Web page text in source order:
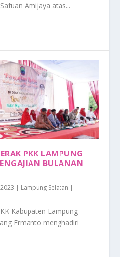
Amijaya atas...
PKK LAMPUNG
BULANAN
| Lampung Selatan |
Kabupaten Lampung
Ermanto menghadiri